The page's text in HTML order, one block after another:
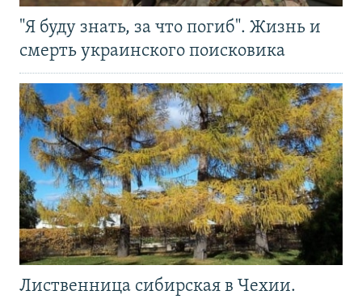
"Я буду знать, за что погиб". Жизнь и
смерть украинского поисковика
Лиственница сибирская в Чехии.